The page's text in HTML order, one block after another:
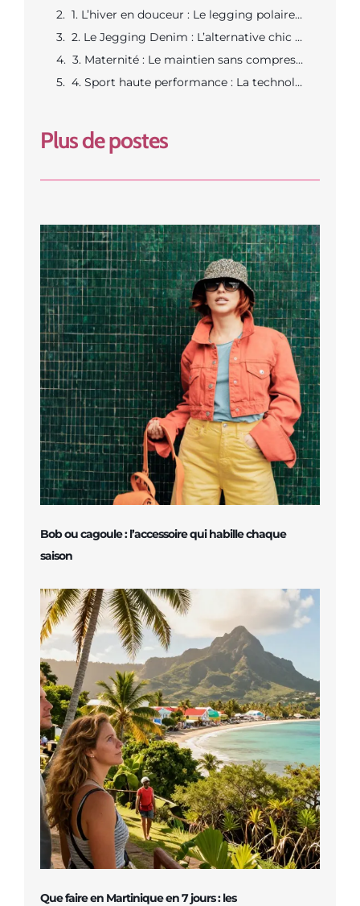
1. L’hiver en douceur : Le legging polaire « Cosy »
2. Le Jegging Denim : L’alternative chic au jean
3. Maternité : Le maintien sans compression
4. Sport haute performance : La technologie au service du mouvement
Plus de postes
Bob ou cagoule : l’accessoire qui habille chaque
saison
Que faire en Martinique en 7 jours : les